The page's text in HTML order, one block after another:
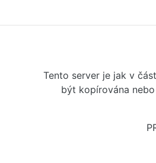
Tento server je jak v
být kopírována